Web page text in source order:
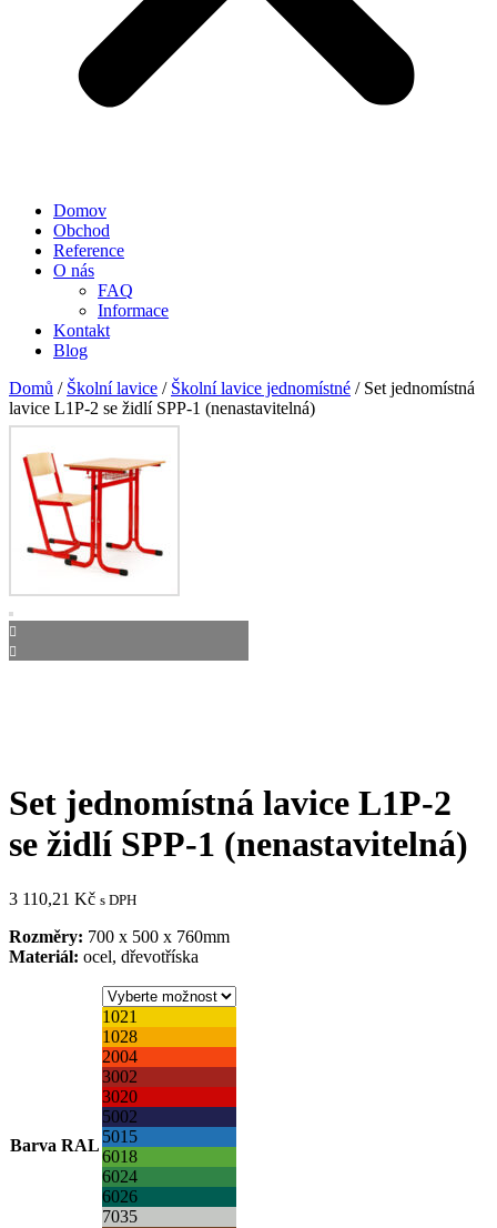
Domov
Obchod
Reference
O nás
FAQ
Informace
Kontakt
Blog
Domů / Školní lavice / Školní lavice jednomístné / Set jednomístná
lavice L1P-2 se židlí SPP-1 (nenastavitelná)
Set jednomístná lavice L1P-2
se židlí SPP-1 (nenastavitelná)
3 110,21 Kč s DPH
Rozměry: 700 x 500 x 760mm
Materiál: ocel, dřevotříska
Barva RAL
1021
1028
2004
3002
3020
5002
5015
6018
6024
6026
7035